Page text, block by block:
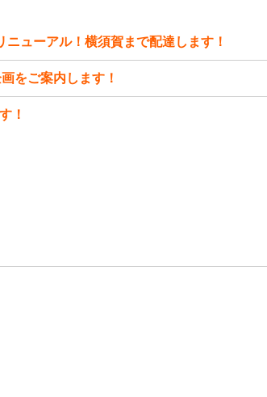
ューアル！横須賀まで配達します！
をご案内します！
！